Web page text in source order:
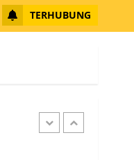
TERHUBUNG
0